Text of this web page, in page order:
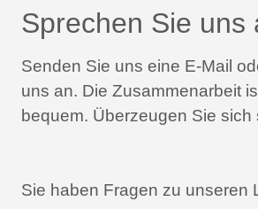
Sprechen Sie uns
Senden Sie uns eine E-Mail
uns an. Die Zusammenarbeit
bequem. Überzeugen Sie sich
Sie haben Fragen zu unseren